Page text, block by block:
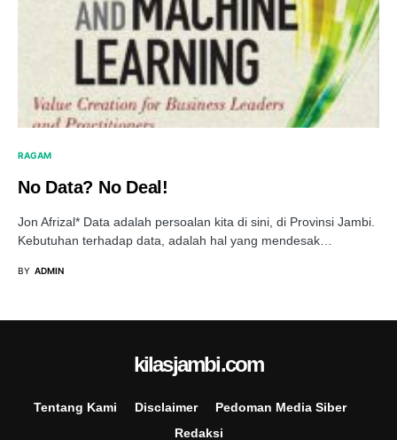
RAGAM
No Data? No Deal!
Jon Afrizal* Data adalah persoalan kita di sini, di Provinsi Jambi.
Kebutuhan terhadap data, adalah hal yang mendesak…
BY ADMIN
kilasjambi.com
Tentang Kami Disclaimer
Pedoman Media Siber
Redaksi